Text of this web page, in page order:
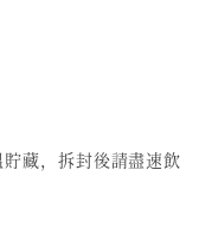
藏，拆封後請盡速飲